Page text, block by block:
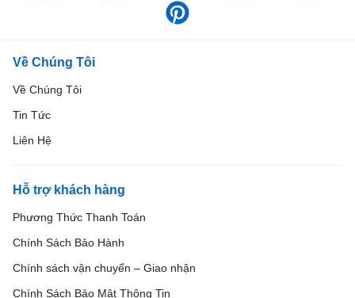
Về Chúng Tôi
Về Chúng Tôi
Tin Tức
Liên Hệ
Hỗ trợ khách hàng
Phương Thức Thanh Toán
Chính Sách Bảo Hành
Chính sách vận chuyển – Giao nhận
Chính Sách Bảo Mật Thông Tin